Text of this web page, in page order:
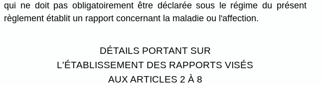
qui ne doit pas obligatoirement être déclarée sous le régime du présent
règlement établit un rapport concernant la maladie ou l'affection.
DÉTAILS PORTANT SUR
L'ÉTABLISSEMENT DES RAPPORTS VISÉS
AUX ARTICLES 2 À 8